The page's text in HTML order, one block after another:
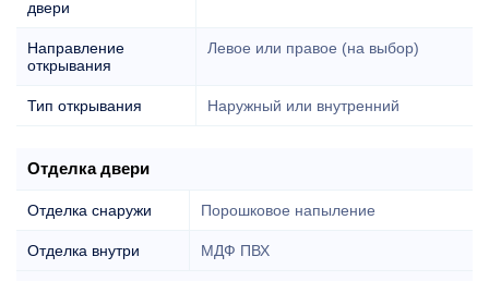
двери
Направление
открывания
Левое или правое (на выбор)
Тип открывания Наружный или внутренний
Отделка двери
Отделка снаружи Порошковое напыление
Отделка внутри МДФ ПВХ